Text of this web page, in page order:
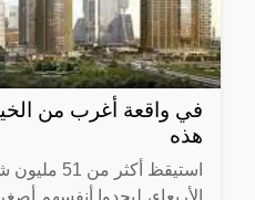
في واقعة أغرب من
هذه
استيقظ
الأربعاء، ليجدوا أنفسهم